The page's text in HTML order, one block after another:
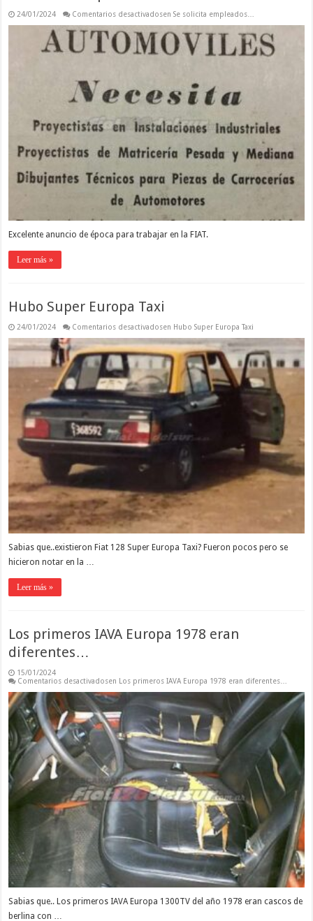
24/01/2024 Comentarios desactivadosen Se solicita empleados…
Excelente anuncio de época para trabajar en la FIAT.
Leer más »
Hubo Super Europa Taxi
24/01/2024 Comentarios desactivadosen Hubo Super Europa Taxi
Sabias que..existieron Fiat 128 Super Europa Taxi? Fueron pocos pero se
hicieron notar en la …
Leer más »
Los primeros IAVA Europa 1978 eran
diferentes…
15/01/2024
Comentarios desactivadosen Los primeros IAVA Europa 1978 eran diferentes…
Sabias que.. Los primeros IAVA Europa 1300TV del año 1978 eran cascos de
berlina con …